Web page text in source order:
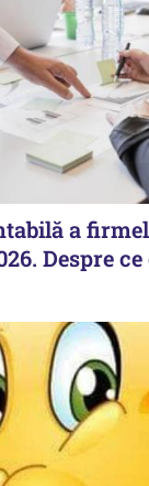
a
Despre ce